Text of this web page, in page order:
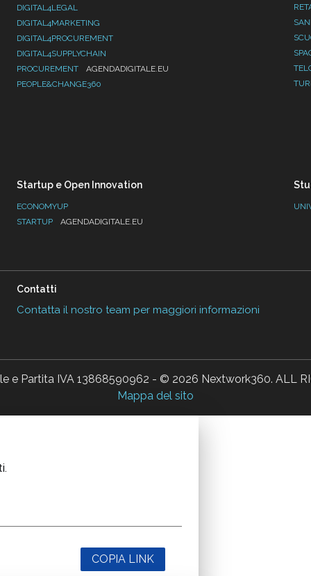
DIGITAL4LEGAL
DIGITAL4MARKETING
DIGITAL4PROCUREMENT
DIGITAL4SUPPLYCHAIN
PROCUREMENT
AGENDADIGITALE.EU
PEOPLE&CHANGE360
Startup e Open Innovation
ECONOMYUP
STARTUP
AGENDADIGITALE.EU
Contatti
Contatta il nostro team per maggiori informazioni
e Partita IVA 13868590962 - © 2026 Nextwork360. ALL
Mappa del sito
COPIA LINK